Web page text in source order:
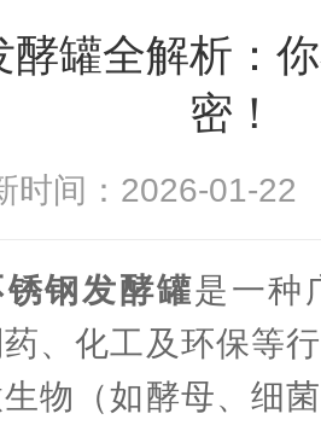
酵罐全解析：
密！
时间：2026-01-
锈钢发酵罐是一种
、化工及环保等
物（如酵母、细